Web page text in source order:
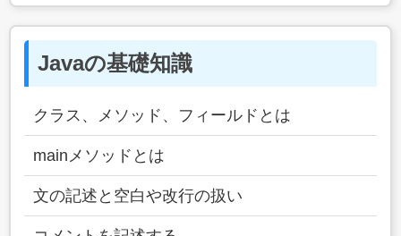
Javaの基礎知識
クラス、メソッド、フィールドとは
mainメソッドとは
文の記述と空白や改行の扱い